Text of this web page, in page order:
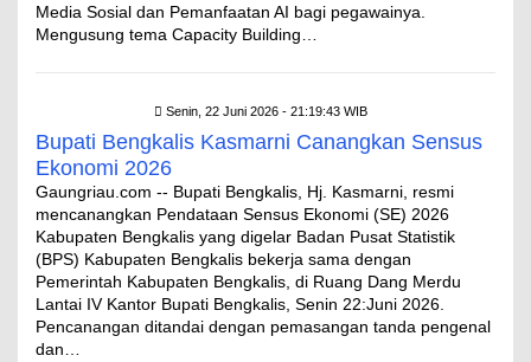
Media Sosial dan Pemanfaatan AI bagi pegawainya.
Mengusung tema Capacity Building…
Senin, 22 Juni 2026 - 21:19:43 WIB
Bupati Bengkalis Kasmarni Canangkan Sensus
Ekonomi 2026
Gaungriau.com -- Bupati Bengkalis, Hj. Kasmarni, resmi
mencanangkan Pendataan Sensus Ekonomi (SE) 2026
Kabupaten Bengkalis yang digelar Badan Pusat Statistik
(BPS) Kabupaten Bengkalis bekerja sama dengan
Pemerintah Kabupaten Bengkalis, di Ruang Dang Merdu
Lantai IV Kantor Bupati Bengkalis, Senin 22:Juni 2026.
Pencanangan ditandai dengan pemasangan tanda pengenal
dan…